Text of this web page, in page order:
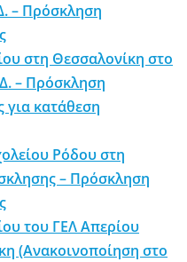
– Πρόσκληση
στη Θεσσαλονίκη στο
– Πρόσκληση
για κατάθεση
Ρόδου στη
– Πρόσκληση
του ΓΕΛ Απερίου
(Ανακοινοποίηση στο